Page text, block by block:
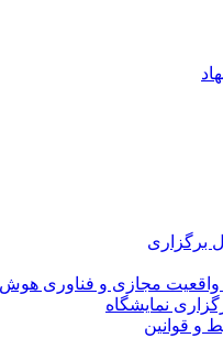
برگزاری
واقعیت مجازی و فناوری
نمایشگاه
و قوانین